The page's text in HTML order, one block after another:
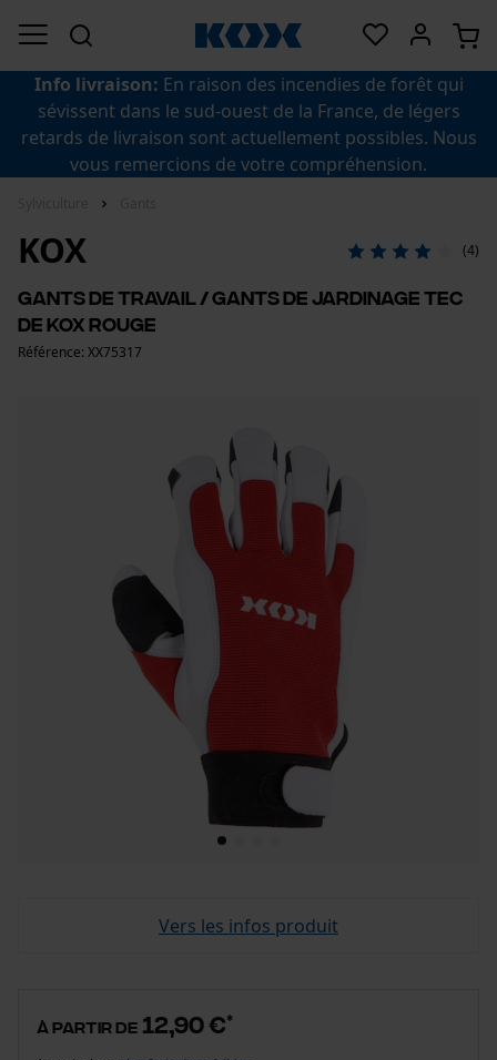
Info livraison: En raison des incendies de forêt qui
sévissent dans le sud-ouest de la France, de légers
retards de livraison sont actuellement possibles. Nous
vous remercions de votre compréhension.
KOX (4)
Gants de travail / gants de jardinage Tec
de KOX rouge
Référence: XX75317
Vers les infos produit
à partir de 12,90 €*